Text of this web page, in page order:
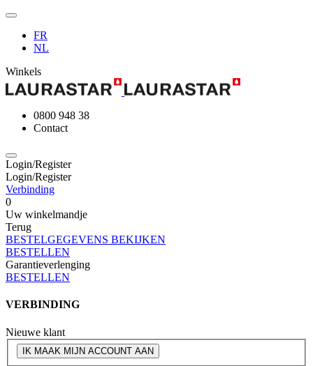
FR
NL
Winkels
0800 948 38
Contact
Login/Register
Login/Register
Verbinding
0
Uw winkelmandje
Terug
BESTELGEGEVENS BEKIJKEN
BESTELLEN
Garantieverlenging
BESTELLEN
VERBINDING
Nieuwe klant
IK MAAK MIJN ACCOUNT AAN